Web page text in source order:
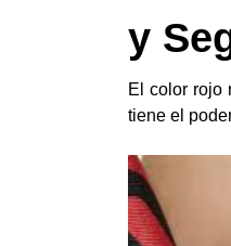
y
El color rojo
tiene el